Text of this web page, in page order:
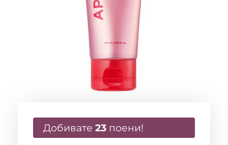
Добивате 23 поени!